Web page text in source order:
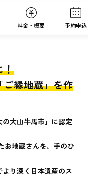
料金・概要 予約申込
！
ご縁地蔵」を作
の大山牛馬市」に認定
お地蔵さんを、手のひ
より深く日本遺産のス